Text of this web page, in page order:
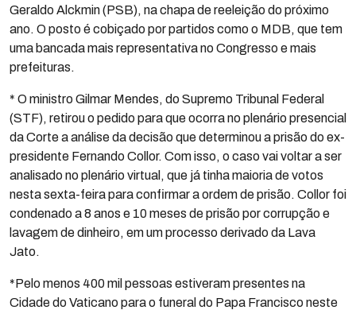
Geraldo Alckmin (PSB), na chapa de reeleição do próximo
ano. O posto é cobiçado por partidos como o MDB, que tem
uma bancada mais representativa no Congresso e mais
prefeituras.
* O ministro Gilmar Mendes, do Supremo Tribunal Federal
(STF), retirou o pedido para que ocorra no plenário presencial
da Corte a análise da decisão que determinou a prisão do ex-
presidente Fernando Collor. Com isso, o caso vai voltar a ser
analisado no plenário virtual, que já tinha maioria de votos
nesta sexta-feira para confirmar a ordem de prisão. Collor foi
condenado a 8 anos e 10 meses de prisão por corrupção e
lavagem de dinheiro, em um processo derivado da Lava
Jato.
*Pelo menos 400 mil pessoas estiveram presentes na
Cidade do Vaticano para o funeral do Papa Francisco neste